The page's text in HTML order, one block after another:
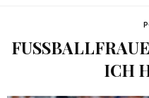
H